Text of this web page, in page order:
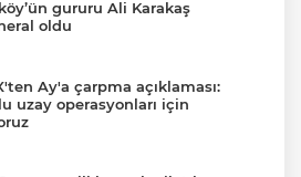
gururu Ali Karakaş
oldu
Ay'a çarpma açıklaması:
uzay operasyonları için